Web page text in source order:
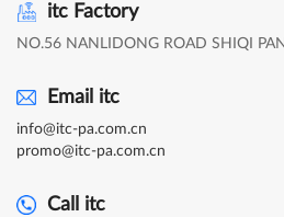
itc Factory
NO.56 NANLIDONG ROAD SHIQI
Email itc
info@itc-pa.com.cn
promo@itc-pa.com.cn
Call itc